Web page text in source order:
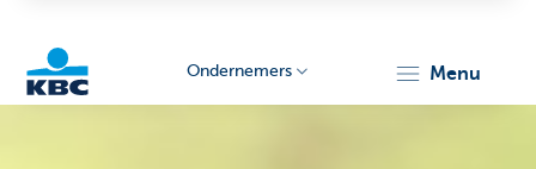
Ondernemers menu